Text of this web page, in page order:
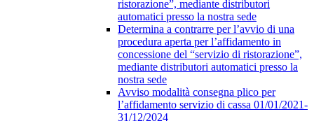
ristorazione”, mediante distributori
automatici presso la nostra sede
Determina a contrarre per l’avvio di una
procedura aperta per l’affidamento in
concessione del “servizio di ristorazione”,
mediante distributori automatici presso la
nostra sede
Avviso modalità consegna plico per
l’affidamento servizio di cassa 01/01/2021-
31/12/2024